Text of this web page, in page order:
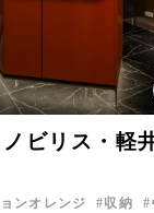
ビリス・軽
ンオレンジ 収納